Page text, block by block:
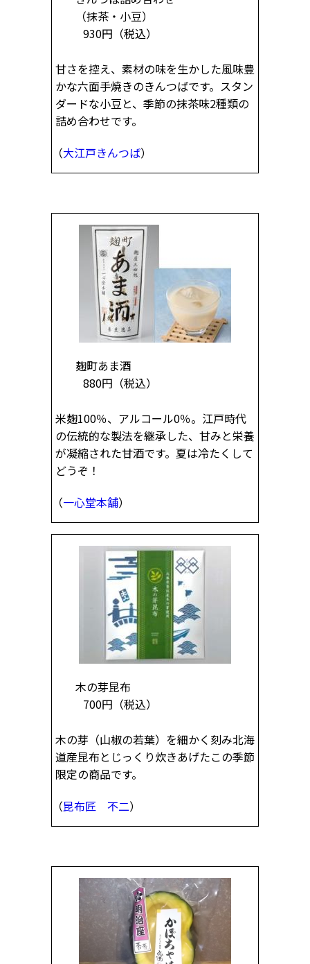
（抹茶・小豆）
930円 （税込）
甘さを控え、素材の味を生かした風味豊
かな六面手焼きのきんつばです。スタン
ダードな小豆と、季節の抹茶味2種類の
詰め合わせです。
（大江戸きんつば）
麹町あま酒
880円 （税込）
米麹100％、アルコール0％。江戸時代
の伝統的な製法を継承した、甘みと栄養
が凝縮された甘酒です。夏は冷たくして
どうぞ！
（一心堂本舗）
木の芽昆布
700円 （税込）
木の芽（山椒の若葉）を細かく刻み北海
道産昆布とじっくり炊きあげたこの季節
限定の商品です。
（昆布匠 不二）